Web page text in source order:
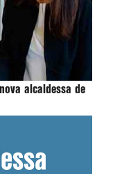
alcaldessa de